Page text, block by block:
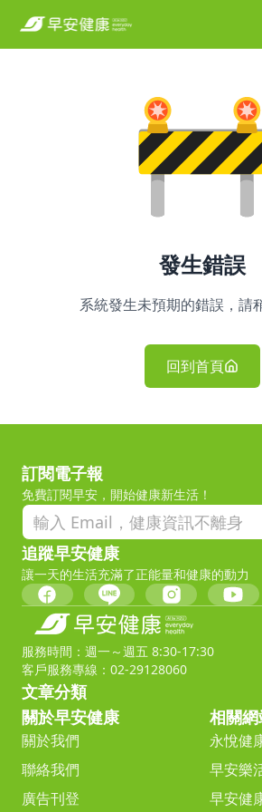
發生錯誤
系統發生未預期的錯誤，請
回到首頁
訂閱電子報
免費訂閱早安，開始健康新生活！
追蹤早安健康
讓一天的生活充滿了正能量和健康的動力
服務時間：週一～週五 8:30-17:30
客戶服務專線：02-29128060
文章分類
關於早安健康
關於我們
聯絡我們
廣告刊登
相關
永悅健
早安樂
早安健